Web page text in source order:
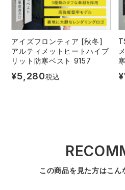
アイズフロンティア [秋冬]
アルティメットヒートハイブ
リット防寒ベスト 9157
¥5,280税込 ¥
この商品を見た方はこん